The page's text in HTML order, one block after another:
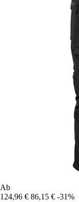
Ab
124,96 € 86,15 € -31%